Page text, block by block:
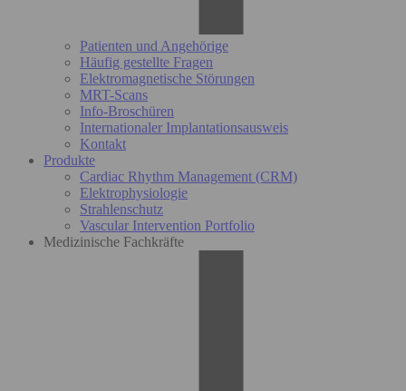
Patienten und Angehörige
Häufig gestellte Fragen
Elektromagnetische Störungen
MRT-Scans
Info-Broschüren
Internationaler Implantationsausweis
Kontakt
Produkte
Cardiac Rhythm Management (CRM)
Elektrophysiologie
Strahlenschutz
Vascular Intervention Portfolio
Medizinische Fachkräfte